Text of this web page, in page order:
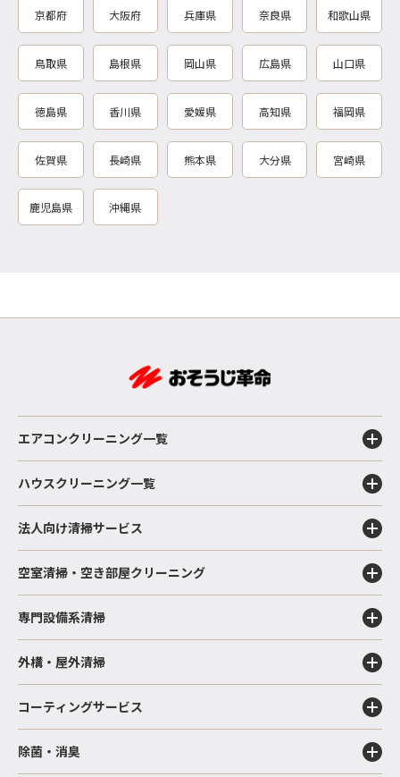
京都府 大阪府 兵庫県 奈良県 和歌山県
鳥取県 島根県 岡山県 広島県 山口県
徳島県 香川県 愛媛県 高知県 福岡県
佐賀県 長崎県 熊本県 大分県 宮崎県
鹿児島県 沖縄県
エアコンクリーニング一覧
ハウスクリーニング一覧
法人向け清掃サービス
空室清掃・空き部屋クリーニング
専門設備系清掃
外構・屋外清掃
コーティングサービス
除菌・消臭